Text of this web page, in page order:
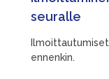
seuralle
ennenkin.